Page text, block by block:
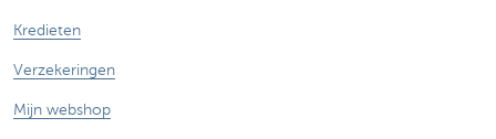
Kredieten
Verzekeringen
Mijn webshop